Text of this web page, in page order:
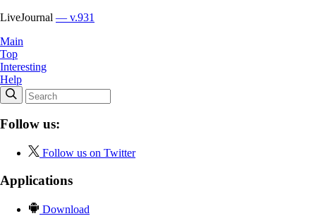
LiveJournal — v.931
Main
Top
Interesting
Help
Follow us:
Follow us on Twitter
Applications
Download